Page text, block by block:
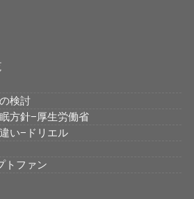
検討
方針−厚生労働省
い−ドリエル
トファン